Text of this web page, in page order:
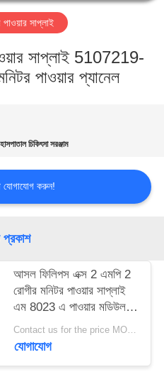
পাওয়ার সাপ্লাই
সাপ্লাই 5107219-
পাওয়ার প্যানেল
হাসপাতাল চিকিৎসা সরঞ্জাম
যোগাযোগ করুন!
প্রকাশ
আসল ফিলিপস এক্স 2 এমপি 2
রোগীর মনিটর পাওয়ার সাপ্লাই
এম 8023 এ পাওয়ার মডিউল
তারগুলি সহ
Contact us for the price MOQ:1
যোগাযোগ